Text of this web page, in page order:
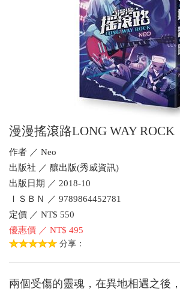
漫漫搖滾路LONG WAY ROCK
作者 ／ Neo
出版社 ／ 釀出版(秀威資訊)
出版日期 ／ 2018-10
ＩＳＢＮ ／ 9789864452781
定價 ／ NT$ 550
優惠價 ／ NT$ 495
分享：
兩個受傷的靈魂，在異地相遇之後